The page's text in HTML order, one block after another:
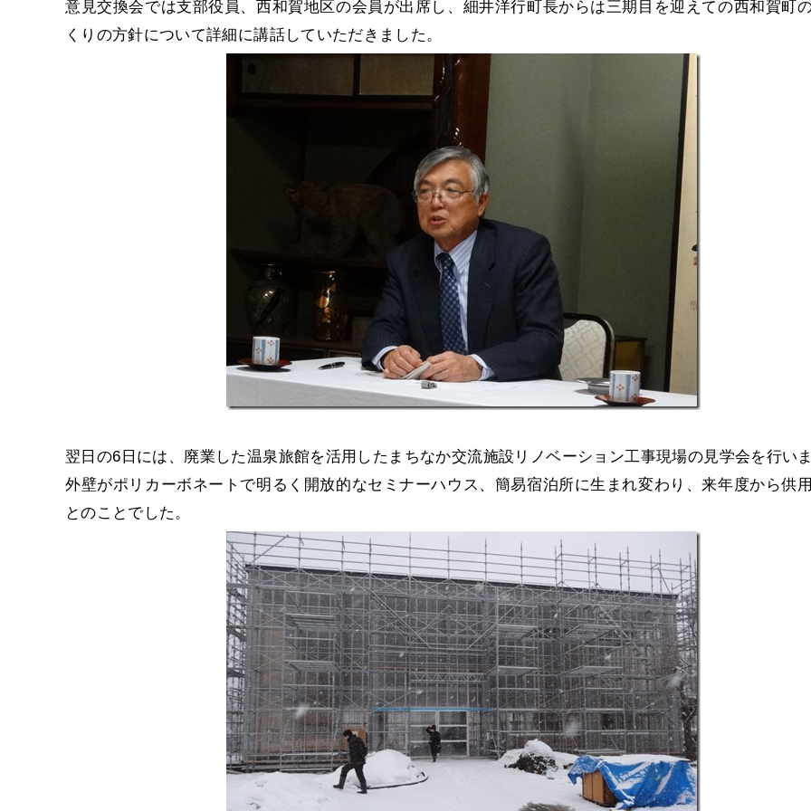
意見交換会では支部役員、西和賀地区の会員が出席し、細井洋行町長からは三期目を迎えての西和賀町
くりの方針について詳細に講話していただきました。
翌日の6日には、廃業した温泉旅館を活用したまちなか交流施設リノベーション工事現場の見学会を行い
外壁がポリカーボネートで明るく開放的なセミナーハウス、簡易宿泊所に生まれ変わり、来年度から供
とのことでした。